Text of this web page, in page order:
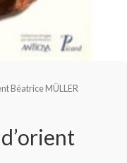
Béatrice MÜLLER